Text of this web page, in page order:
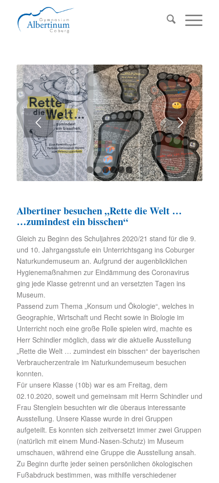
1 2 3 4 5 6
Albertiner besuchen „Rette die Welt …
…zumindest ein bisschen“
Gleich zu Beginn des Schuljahres 2020/21 stand für die 9.
und 10. Jahrgangsstufe ein Unterrichtsgang ins Coburger
Naturkundemuseum an. Aufgrund der augenblicklichen
Hygienemaßnahmen zur Eindämmung des Coronavirus
ging jede Klasse getrennt und an versetzten Tagen ins
Museum.
Passend zum Thema „Konsum und Ökologie“, welches in
Geographie, Wirtschaft und Recht sowie in Biologie im
Unterricht noch eine große Rolle spielen wird, machte es
Herr Schindler möglich, dass wir die aktuelle Ausstellung
„Rette die Welt … zumindest ein bisschen“ der bayerischen
Verbraucherzentrale im Naturkundemuseum besuchen
konnten.
Für unsere Klasse (10b) war es am Freitag, dem
02.10.2020, soweit und gemeinsam mit Herrn Schindler und
Frau Stenglein besuchten wir die überaus interessante
Ausstellung. Unsere Klasse wurde in drei Gruppen
aufgeteilt. Es konnten sich zeitversetzt immer zwei Gruppen
(natürlich mit einem Mund-Nasen-Schutz) im Museum
umschauen, während eine Gruppe die Ausstellung ansah.
Zu Beginn durfte jeder seinen persönlichen ökologischen
Fußabdruck bestimmen, was mithilfe verschiedener